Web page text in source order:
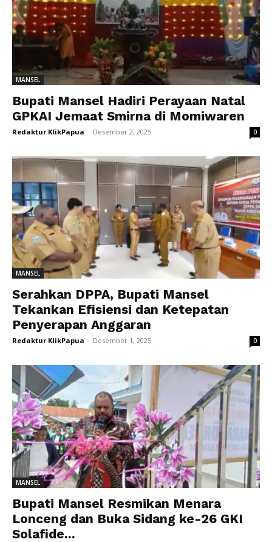
MANSEL
Bupati Mansel Hadiri Perayaan Natal
GPKAI Jemaat Smirna di Momiwaren
Redaktur KlikPapua - Desember 2, 2025 0
MANSEL
Serahkan DPPA, Bupati Mansel
Tekankan Efisiensi dan Ketepatan
Penyerapan Anggaran
Redaktur KlikPapua - Desember 1, 2025 0
MANSEL
Bupati Mansel Resmikan Menara
Lonceng dan Buka Sidang ke-26 GKI
Solafide...